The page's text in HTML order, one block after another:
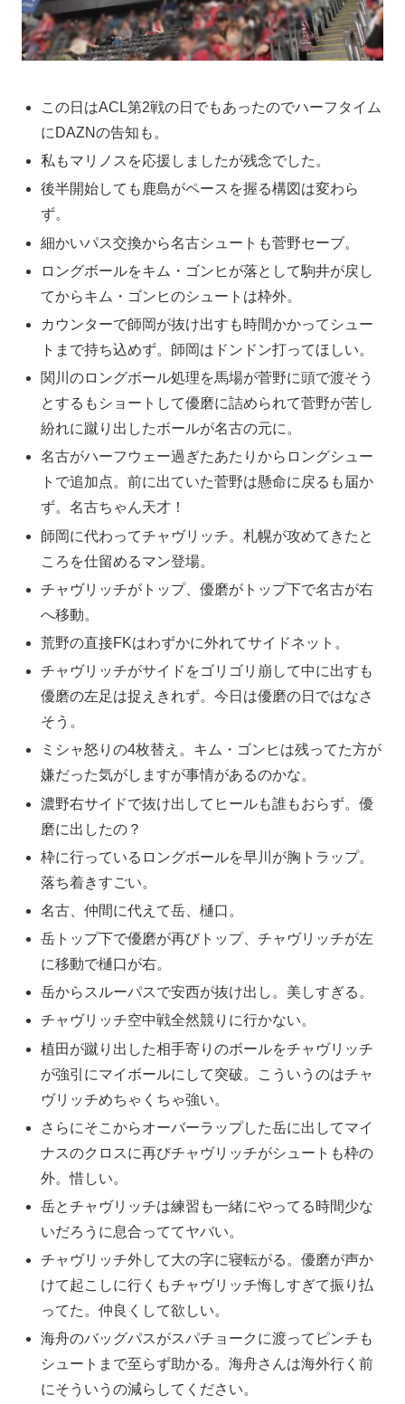
この日はACL第2戦の日でもあったのでハーフタイム
にDAZNの告知も。
私もマリノスを応援しましたが残念でした。
後半開始しても鹿島がペースを握る構図は変わら
ず。
細かいパス交換から名古シュートも菅野セーブ。
ロングボールをキム・ゴンヒが落として駒井が戻し
てからキム・ゴンヒのシュートは枠外。
カウンターで師岡が抜け出すも時間かかってシュー
トまで持ち込めず。師岡はドンドン打ってほしい。
関川のロングボール処理を馬場が菅野に頭で渡そう
とするもショートして優磨に詰められて菅野が苦し
紛れに蹴り出したボールが名古の元に。
名古がハーフウェー過ぎたあたりからロングシュー
トで追加点。前に出ていた菅野は懸命に戻るも届か
ず。名古ちゃん天才！
師岡に代わってチャヴリッチ。札幌が攻めてきたと
ころを仕留めるマン登場。
チャヴリッチがトップ、優磨がトップ下で名古が右
へ移動。
荒野の直接FKはわずかに外れてサイドネット。
チャヴリッチがサイドをゴリゴリ崩して中に出すも
優磨の左足は捉えきれず。今日は優磨の日ではなさ
そう。
ミシャ怒りの4枚替え。キム・ゴンヒは残ってた方が
嫌だった気がしますが事情があるのかな。
濃野右サイドで抜け出してヒールも誰もおらず。優
磨に出したの？
枠に行っているロングボールを早川が胸トラップ。
落ち着きすごい。
名古、仲間に代えて岳、樋口。
岳トップ下で優磨が再びトップ、チャヴリッチが左
に移動で樋口が右。
岳からスルーパスで安西が抜け出し。美しすぎる。
チャヴリッチ空中戦全然競りに行かない。
植田が蹴り出した相手寄りのボールをチャヴリッチ
が強引にマイボールにして突破。こういうのはチャ
ヴリッチめちゃくちゃ強い。
さらにそこからオーバーラップした岳に出してマイ
ナスのクロスに再びチャヴリッチがシュートも枠の
外。惜しい。
岳とチャヴリッチは練習も一緒にやってる時間少な
いだろうに息合っててヤバい。
チャヴリッチ外して大の字に寝転がる。優磨が声か
けて起こしに行くもチャヴリッチ悔しすぎて振り払
ってた。仲良くして欲しい。
海舟のバッグパスがスパチョークに渡ってピンチも
シュートまで至らず助かる。海舟さんは海外行く前
にそういうの減らしてください。